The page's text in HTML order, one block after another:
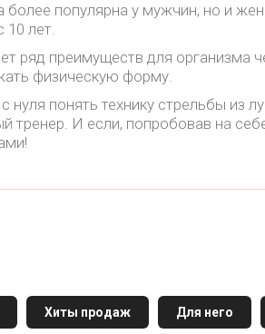
более популярна у мужчин, но и
10 лет.
ряд преимуществ для организма
физическую форму.
нуля понять технику стрельбы из
тренер. И если, попробовав на
Хиты продаж Для него